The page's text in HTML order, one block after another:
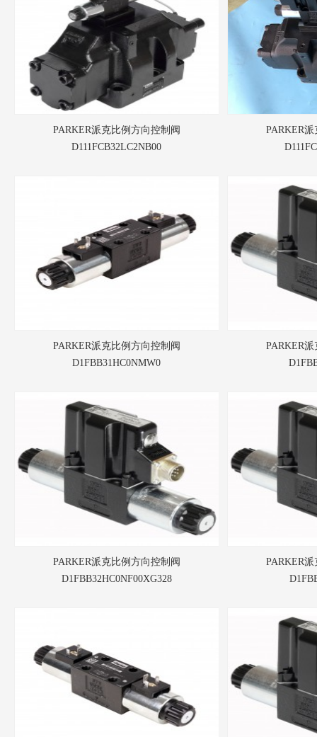
PARKER派克比例方向控制阀
D111FCB32LC2NB00
PARKER
PARKER派克比例方向控制阀
D1FBB31HC0NMW0
PARKER
PARKER派克比例方向控制阀
D1FBB32HC0NF00XG328
PARKER